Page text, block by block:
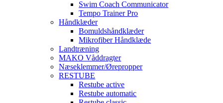
Swim Coach Communicator
Tempo Trainer Pro
Håndklæder
Bomuldshåndklæder
Mikrofiber Håndklæde
Landtræning
MAKO Våddragter
Næseklemmer/Ørepropper
RESTUBE
Restube active
Restube automatic